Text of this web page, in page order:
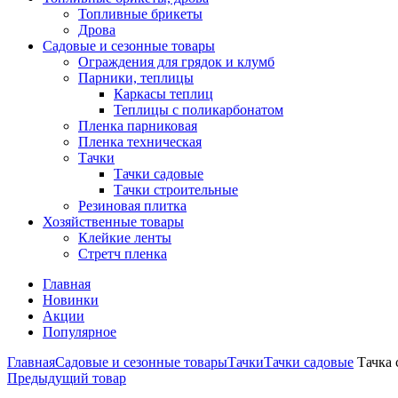
Топливные брикеты
Дрова
Садовые и сезонные товары
Ограждения для грядок и клумб
Парники, теплицы
Каркасы теплиц
Теплицы с поликарбонатом
Пленка парниковая
Пленка техническая
Тачки
Тачки садовые
Тачки строительные
Резиновая плитка
Хозяйственные товары
Клейкие ленты
Стретч пленка
Главная
Новинки
Акции
Популярное
ГлавнаяСадовые и сезонные товарыТачкиТачки садовые Тачка
Предыдущий товар